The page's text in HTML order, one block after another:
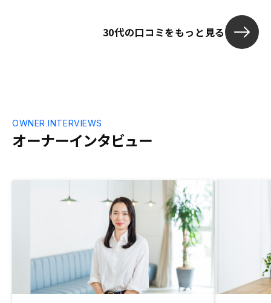
不動産投資は初めてなので他社との比較は
応がしやすか
30代の口コミをもっと見る
オーナーインタビュー
OWNER INTERVIEWS